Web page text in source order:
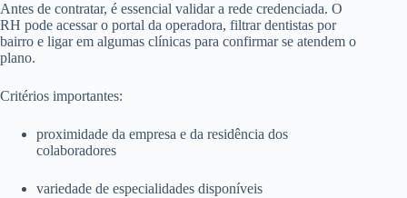
Antes de contratar, é essencial validar a rede credenciada. O
RH pode acessar o portal da operadora, filtrar dentistas por
bairro e ligar em algumas clínicas para confirmar se atendem o
plano.
Critérios importantes:
proximidade da empresa e da residência dos
colaboradores
variedade de especialidades disponíveis